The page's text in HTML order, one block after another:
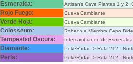
Esmeralda: Artisan's Cave Plantas 1 y 2,
Rojo Fuego: Cueva Cambiante
Verde Hoja: Cueva Cambiante
Colosseum: Robado a Miembro Cepo
Tempestad Oscura: Intercambiando de
Diamante: PokéRadar -> Ruta 212 -
Perla: PokéRadar -> Ruta 212 -